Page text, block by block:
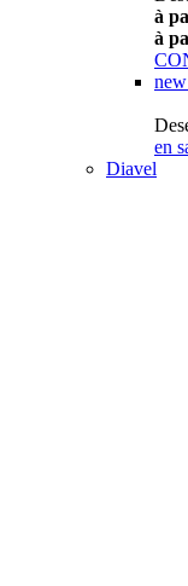
à
à
new
en
Diavel